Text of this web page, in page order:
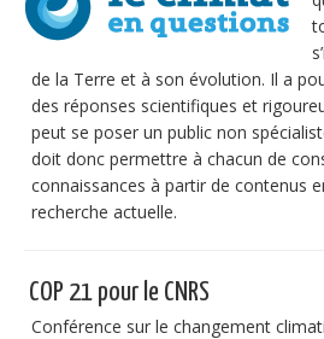
de la Terre et à son évolution. Il a
des réponses scientifiques et
peut se poser un public non
doit donc permettre à chacun de
connaissances à partir de contenus
recherche actuelle.
COP 21 pour le CNRS
Conférence sur le changement